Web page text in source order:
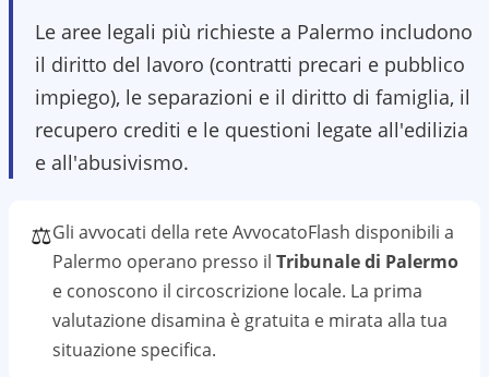
Le aree legali più richieste a Palermo includono
il diritto del lavoro (contratti precari e pubblico
impiego), le separazioni e il diritto di famiglia, il
recupero crediti e le questioni legate all'edilizia
e all'abusivismo.
⚖️Gli avvocati della rete AvvocatoFlash disponibili a
Palermo operano presso il Tribunale di Palermo
e conoscono il circoscrizione locale. La prima
valutazione disamina è gratuita e mirata alla tua
situazione specifica.